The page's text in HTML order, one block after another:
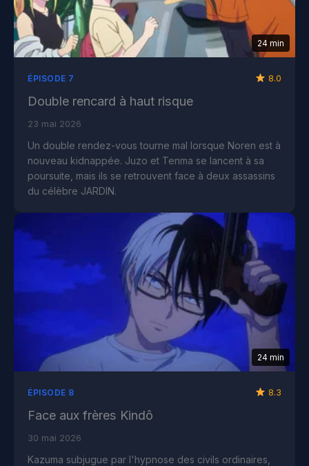
24 min
ÉPISODE 7 8.0
Double rencard à haut risque
23 mai 2026
Un double rendez-vous tourne mal lorsque Noren est à
nouveau kidnappée. Juzo et Tenma se lancent à sa
poursuite, mais ils se retrouvent face à deux assassins
du célèbre JARDIN.
24 min
ÉPISODE 8 8.3
Face aux frères Kindô
30 mai 2026
Kazuma subjugue par l'hypnose des civils ordinaires,